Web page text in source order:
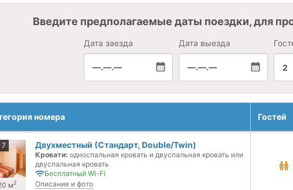
Введите предполагаемые даты поездки, для
Дата заезда
—.—.—
Дата выезда
—.—.— 2
номера Гостей
7
м2
Двухместный (Стандарт, Double/Twin)
Кровати: односпальная кровать и двуспальная кровать или
двуспальная кровать
Бесплатный Wi-Fi
Описание и фото